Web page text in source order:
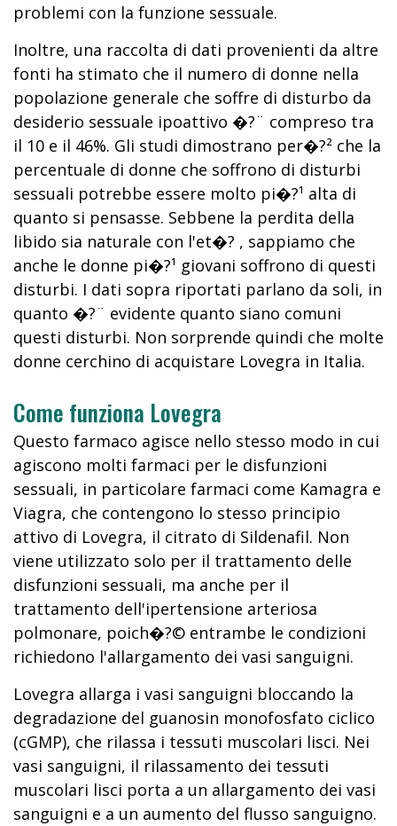
problemi con la funzione sessuale.
Inoltre, una raccolta di dati provenienti da altre
fonti ha stimato che il numero di donne nella
popolazione generale che soffre di disturbo da
desiderio sessuale ipoattivo �?¨ compreso tra
il 10 e il 46%. Gli studi dimostrano per�?² che la
percentuale di donne che soffrono di disturbi
sessuali potrebbe essere molto pi�?¹ alta di
quanto si pensasse. Sebbene la perdita della
libido sia naturale con l'et�? , sappiamo che
anche le donne pi�?¹ giovani soffrono di questi
disturbi. I dati sopra riportati parlano da soli, in
quanto �?¨ evidente quanto siano comuni
questi disturbi. Non sorprende quindi che molte
donne cerchino di acquistare Lovegra in Italia.
Come funziona Lovegra
Questo farmaco agisce nello stesso modo in cui
agiscono molti farmaci per le disfunzioni
sessuali, in particolare farmaci come Kamagra e
Viagra, che contengono lo stesso principio
attivo di Lovegra, il citrato di Sildenafil. Non
viene utilizzato solo per il trattamento delle
disfunzioni sessuali, ma anche per il
trattamento dell'ipertensione arteriosa
polmonare, poich�?© entrambe le condizioni
richiedono l'allargamento dei vasi sanguigni.
Lovegra allarga i vasi sanguigni bloccando la
degradazione del guanosin monofosfato ciclico
(cGMP), che rilassa i tessuti muscolari lisci. Nei
vasi sanguigni, il rilassamento dei tessuti
muscolari lisci porta a un allargamento dei vasi
sanguigni e a un aumento del flusso sanguigno.